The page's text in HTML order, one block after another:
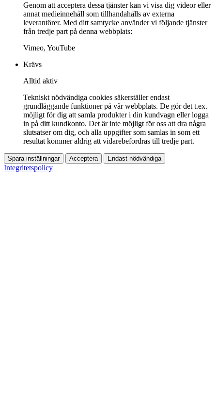
Genom att acceptera dessa tjänster kan vi visa dig videor eller
annat medieinnehåll som tillhandahålls av externa
leverantörer. Med ditt samtycke använder vi följande tjänster
från tredje part på denna webbplats:
Vimeo, YouTube
Krävs
Alltid aktiv
Tekniskt nödvändiga cookies säkerställer endast
grundläggande funktioner på vår webbplats. De gör det t.ex.
möjligt för dig att samla produkter i din kundvagn eller logga
in på ditt kundkonto. Det är inte möjligt för oss att dra några
slutsatser om dig, och alla uppgifter som samlas in som ett
resultat kommer aldrig att vidarebefordras till tredje part.
Spara inställningar Acceptera Endast nödvändiga
Integritetspolicy